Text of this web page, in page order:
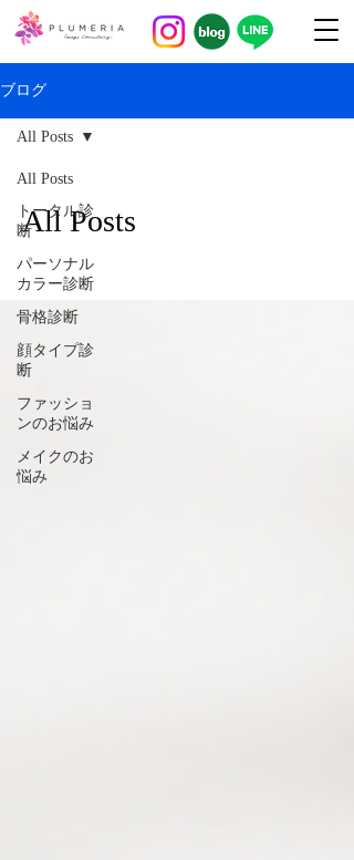
ブログ
All Posts
トータル診
断
パーソナル
カラー診断
骨格診断
顔タイプ診
断
ファッショ
ンのお悩み
メイクのお
悩み
All Posts
All Posts